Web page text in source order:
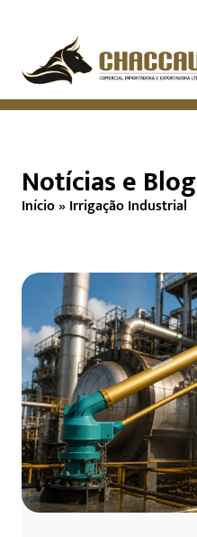
Notícias e Blog
Início»Irrigação Industrial